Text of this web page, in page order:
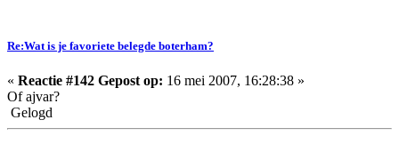
Re:Wat is je favoriete belegde boterham?
« Reactie #142 Gepost op: 16 mei 2007, 16:28:38 »
Of ajvar?
Gelogd